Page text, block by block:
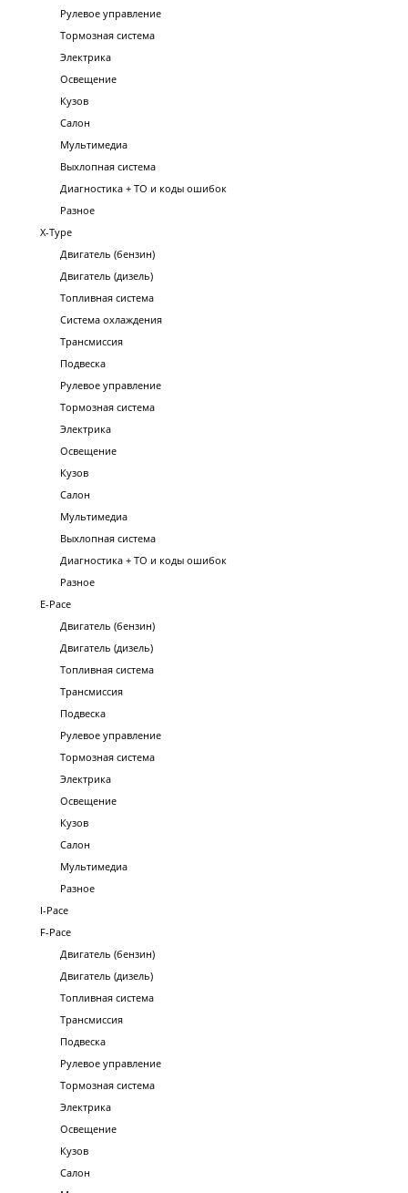
Рулевое управление
Тормозная система
Электрика
Освещение
Кузов
Салон
Мультимедиа
Выхлопная система
Диагностика + ТО и коды ошибок
Разное
X-Type
Двигатель (бензин)
Двигатель (дизель)
Топливная система
Система охлаждения
Трансмиссия
Подвеска
Рулевое управление
Тормозная система
Электрика
Освещение
Кузов
Салон
Мультимедиа
Выхлопная система
Диагностика + ТО и коды ошибок
Разное
E-Pace
Двигатель (бензин)
Двигатель (дизель)
Топливная система
Трансмиссия
Подвеска
Рулевое управление
Тормозная система
Электрика
Освещение
Кузов
Салон
Мультимедиа
Разное
I-Pace
F-Pace
Двигатель (бензин)
Двигатель (дизель)
Топливная система
Трансмиссия
Подвеска
Рулевое управление
Тормозная система
Электрика
Освещение
Кузов
Салон